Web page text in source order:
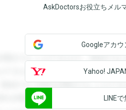
AskDoctorsお役立ちメル
閲覧することができます。登録する
ができます。登録すると回答を閲覧
登録すると回答を閲覧することがで
答を閲覧することができます。登録
Googleアカ
Yahoo!
LINE